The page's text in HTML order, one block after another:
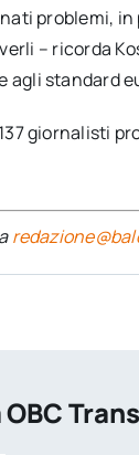
problemi, in
– ricorda
agli standard
giornalisti